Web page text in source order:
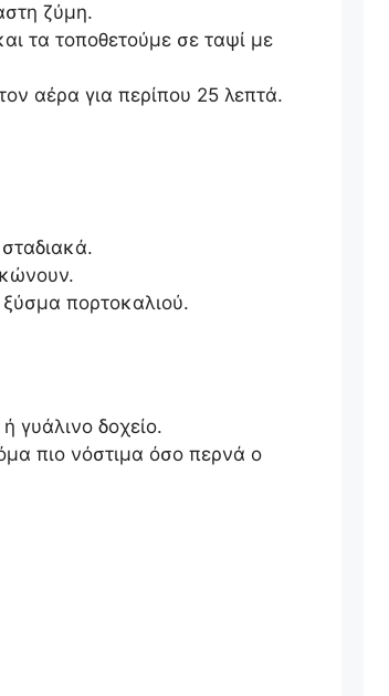
ζύμη.
τα τοποθετούμε σε ταψί με
αέρα για περίπου 25 λεπτά.
ξύσμα πορτοκαλιού.
γυάλινο δοχείο.
πιο νόστιμα όσο περνά ο